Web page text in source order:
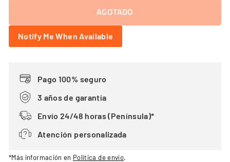
AGOTADO
Notify Me When Available
Pago 100% seguro
3 años de garantía
Envío 24/48 horas (Península)*
Atención personalizada
*Más información en Política de envío.